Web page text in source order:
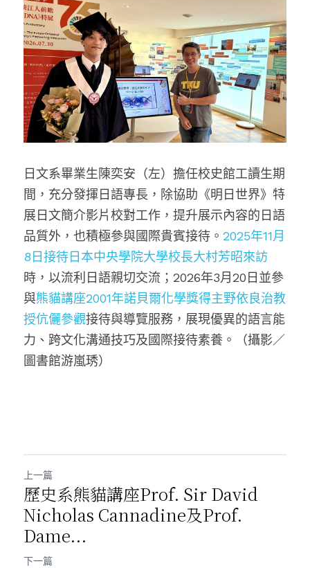
日文系畢業生陳奕安（左）擔任校史館工讀生期
間，充分發揮日語專長，除協助《明日世界》特
展日文簡介影片校對工作，提升展示內容的日語
品質外，也積極參與國際貴賓接待。 2025年11月
8日接待日本中央學院大學校長大村芳昭來訪
時，以流利日語親切交流；2026年3月20日並參
與熊貓講座2001年諾貝爾化學獎得主野依良治教
授伉儷參觀接待與導覽服務，展現優異的語言能
力、跨文化溝通技巧及國際接待素養。（攝影／
圖書館游嵐琇）
上一篇
歷史系熊貓講座Prof. Sir David
Nicholas Cannadine及Prof.
Dame...
下一篇